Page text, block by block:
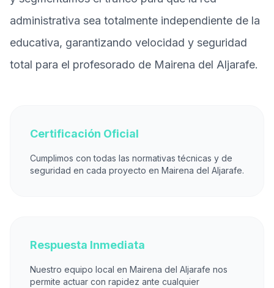
administrativa sea totalmente independiente de la
educativa, garantizando velocidad y seguridad
total para el profesorado de Mairena del Aljarafe.
Certificación Oficial
Cumplimos con todas las normativas técnicas y de
seguridad en cada proyecto en Mairena del Aljarafe.
Respuesta Inmediata
Nuestro equipo local en Mairena del Aljarafe nos
permite actuar con rapidez ante cualquier